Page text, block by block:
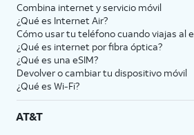
Combina internet y servicio móvil
¿Qué es Internet Air?
Cómo usar tu teléfono cuando viajas al
¿Qué es internet por fibra óptica?
¿Qué es una eSIM?
Devolver o cambiar tu dispositivo móvil
¿Qué es Wi-Fi?
AT&T